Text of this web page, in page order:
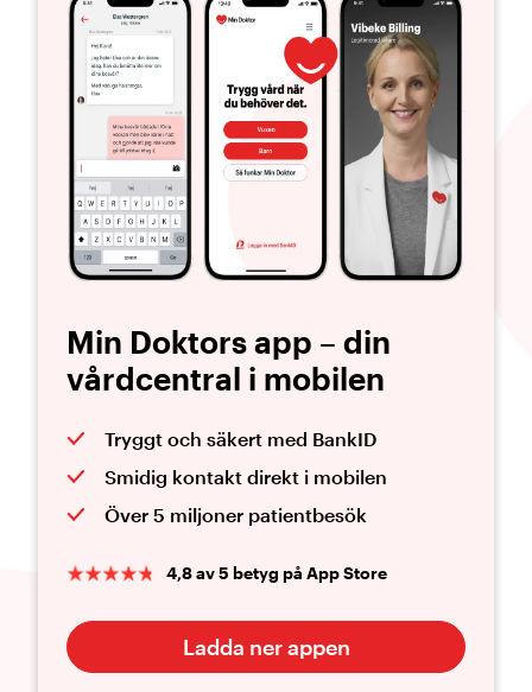
Min Doktors app – din
vårdcentral i mobilen
Tryggt och säkert med BankID
Smidig kontakt direkt i mobilen
Över 5 miljoner patientbesök
4,8 av 5 betyg på App Store
Ladda ner appen